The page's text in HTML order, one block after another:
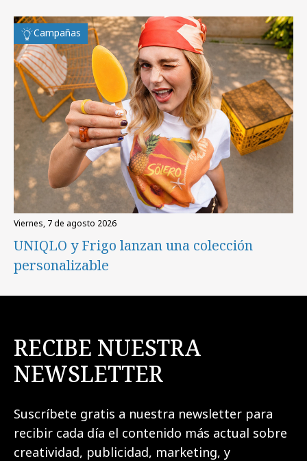
Campañas
viernes, 7 de agosto 2026
UNIQLO y Frigo lanzan una colección
personalizable
RECIBE NUESTRA
NEWSLETTER
Suscríbete gratis a nuestra newsletter para
recibir cada día el contenido más actual sobre
creatividad, publicidad, marketing, y